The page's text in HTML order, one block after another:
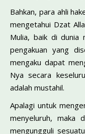
Bahkan, para ahli
mengetahui Dzat
Mulia, baik di dunia
pengakuan yang
mengaku dapat
Nya secara
adalah mustahil.
Apalagi untuk
menyeluruh, maka
mengungguli